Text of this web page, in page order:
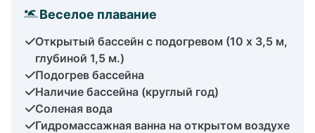
Веселое плавание
Открытый бассейн с подогревом (10 x 3,5 м,
глубиной 1,5 м.)
Подогрев бассейна
Наличие бассейна (круглый год)
Соленая вода
Гидромассажная ванна на открытом воздухе